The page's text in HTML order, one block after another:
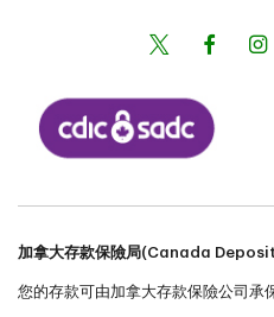
加拿大存款保險局(Canada
您的存款可由加拿大存款保險公司承